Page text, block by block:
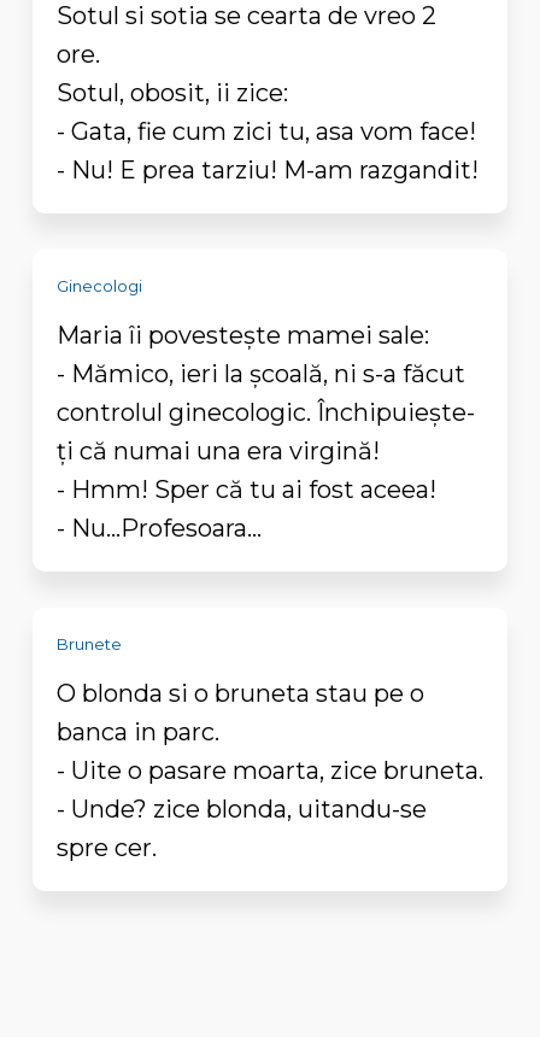
Sotul si sotia se cearta de vreo 2
ore.
Sotul, obosit, ii zice:
- Gata, fie cum zici tu, asa vom face!
- Nu! E prea tarziu! M-am razgandit!
Ginecologi
Maria îi povesteşte mamei sale:
- Mămico, ieri la şcoală, ni s-a făcut
controlul ginecologic. Închipuieşte-
ţi că numai una era virgină!
- Hmm! Sper că tu ai fost aceea!
- Nu...Profesoara...
Brunete
O blonda si o bruneta stau pe o
banca in parc.
- Uite o pasare moarta, zice bruneta.
- Unde? zice blonda, uitandu-se
spre cer.